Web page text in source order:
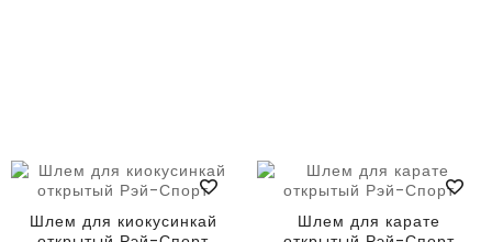
Шлем для киокусинкай
Шлем для карате